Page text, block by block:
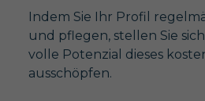
Indem Sie Ihr Profil
und pflegen, stellen Sie
volle Potenzial dieses
ausschöpfen.